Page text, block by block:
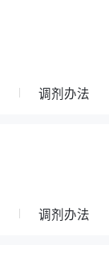
调剂办法
调剂办法